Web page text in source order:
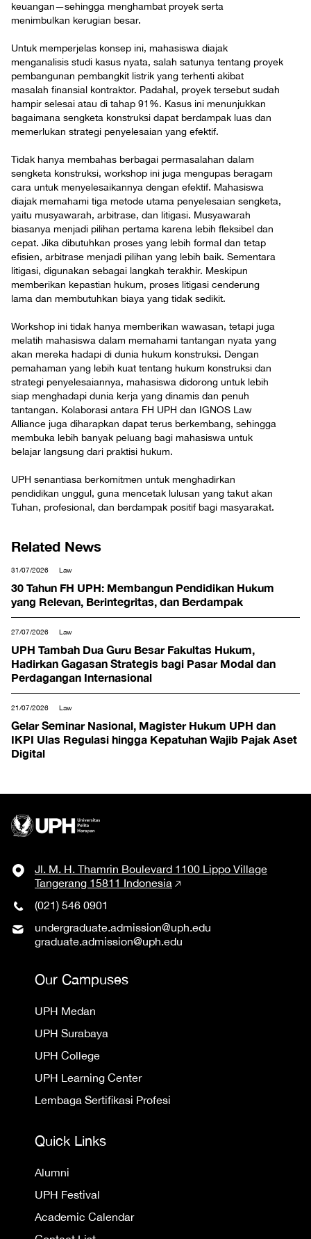
keuangan—sehingga menghambat proyek serta
menimbulkan kerugian besar.
Untuk memperjelas konsep ini, mahasiswa diajak
menganalisis studi kasus nyata, salah satunya tentang proyek
pembangunan pembangkit listrik yang terhenti akibat
masalah finansial kontraktor. Padahal, proyek tersebut sudah
hampir selesai atau di tahap 91%. Kasus ini menunjukkan
bagaimana sengketa konstruksi dapat berdampak luas dan
memerlukan strategi penyelesaian yang efektif.
Tidak hanya membahas berbagai permasalahan dalam
sengketa konstruksi, workshop ini juga mengupas beragam
cara untuk menyelesaikannya dengan efektif. Mahasiswa
diajak memahami tiga metode utama penyelesaian sengketa,
yaitu musyawarah, arbitrase, dan litigasi. Musyawarah
biasanya menjadi pilihan pertama karena lebih fleksibel dan
cepat. Jika dibutuhkan proses yang lebih formal dan tetap
efisien, arbitrase menjadi pilihan yang lebih baik. Sementara
litigasi, digunakan sebagai langkah terakhir. Meskipun
memberikan kepastian hukum, proses litigasi cenderung
lama dan membutuhkan biaya yang tidak sedikit.
Workshop ini tidak hanya memberikan wawasan, tetapi juga
melatih mahasiswa dalam memahami tantangan nyata yang
akan mereka hadapi di dunia hukum konstruksi. Dengan
pemahaman yang lebih kuat tentang hukum konstruksi dan
strategi penyelesaiannya, mahasiswa didorong untuk lebih
siap menghadapi dunia kerja yang dinamis dan penuh
tantangan. Kolaborasi antara FH UPH dan IGNOS Law
Alliance juga diharapkan dapat terus berkembang, sehingga
membuka lebih banyak peluang bagi mahasiswa untuk
belajar langsung dari praktisi hukum.
UPH senantiasa berkomitmen untuk menghadirkan
pendidikan unggul, guna mencetak lulusan yang takut akan
Tuhan, profesional, dan berdampak positif bagi masyarakat.
Related News
31/07/2026 Law
30 Tahun FH UPH: Membangun Pendidikan Hukum
yang Relevan, Berintegritas, dan Berdampak
27/07/2026 Law
UPH Tambah Dua Guru Besar Fakultas Hukum,
Hadirkan Gagasan Strategis bagi Pasar Modal dan
Perdagangan Internasional
21/07/2026 Law
Gelar Seminar Nasional, Magister Hukum UPH dan
IKPI Ulas Regulasi hingga Kepatuhan Wajib Pajak Aset
Digital
Jl. M. H. Thamrin Boulevard 1100 Lippo Village
Tangerang 15811 Indonesia
(021) 546 0901
undergraduate.admission@uph.edu
graduate.admission@uph.edu
Our Campuses
UPH Medan
UPH Surabaya
UPH College
UPH Learning Center
Lembaga Sertifikasi Profesi
Quick Links
Alumni
UPH Festival
Academic Calendar